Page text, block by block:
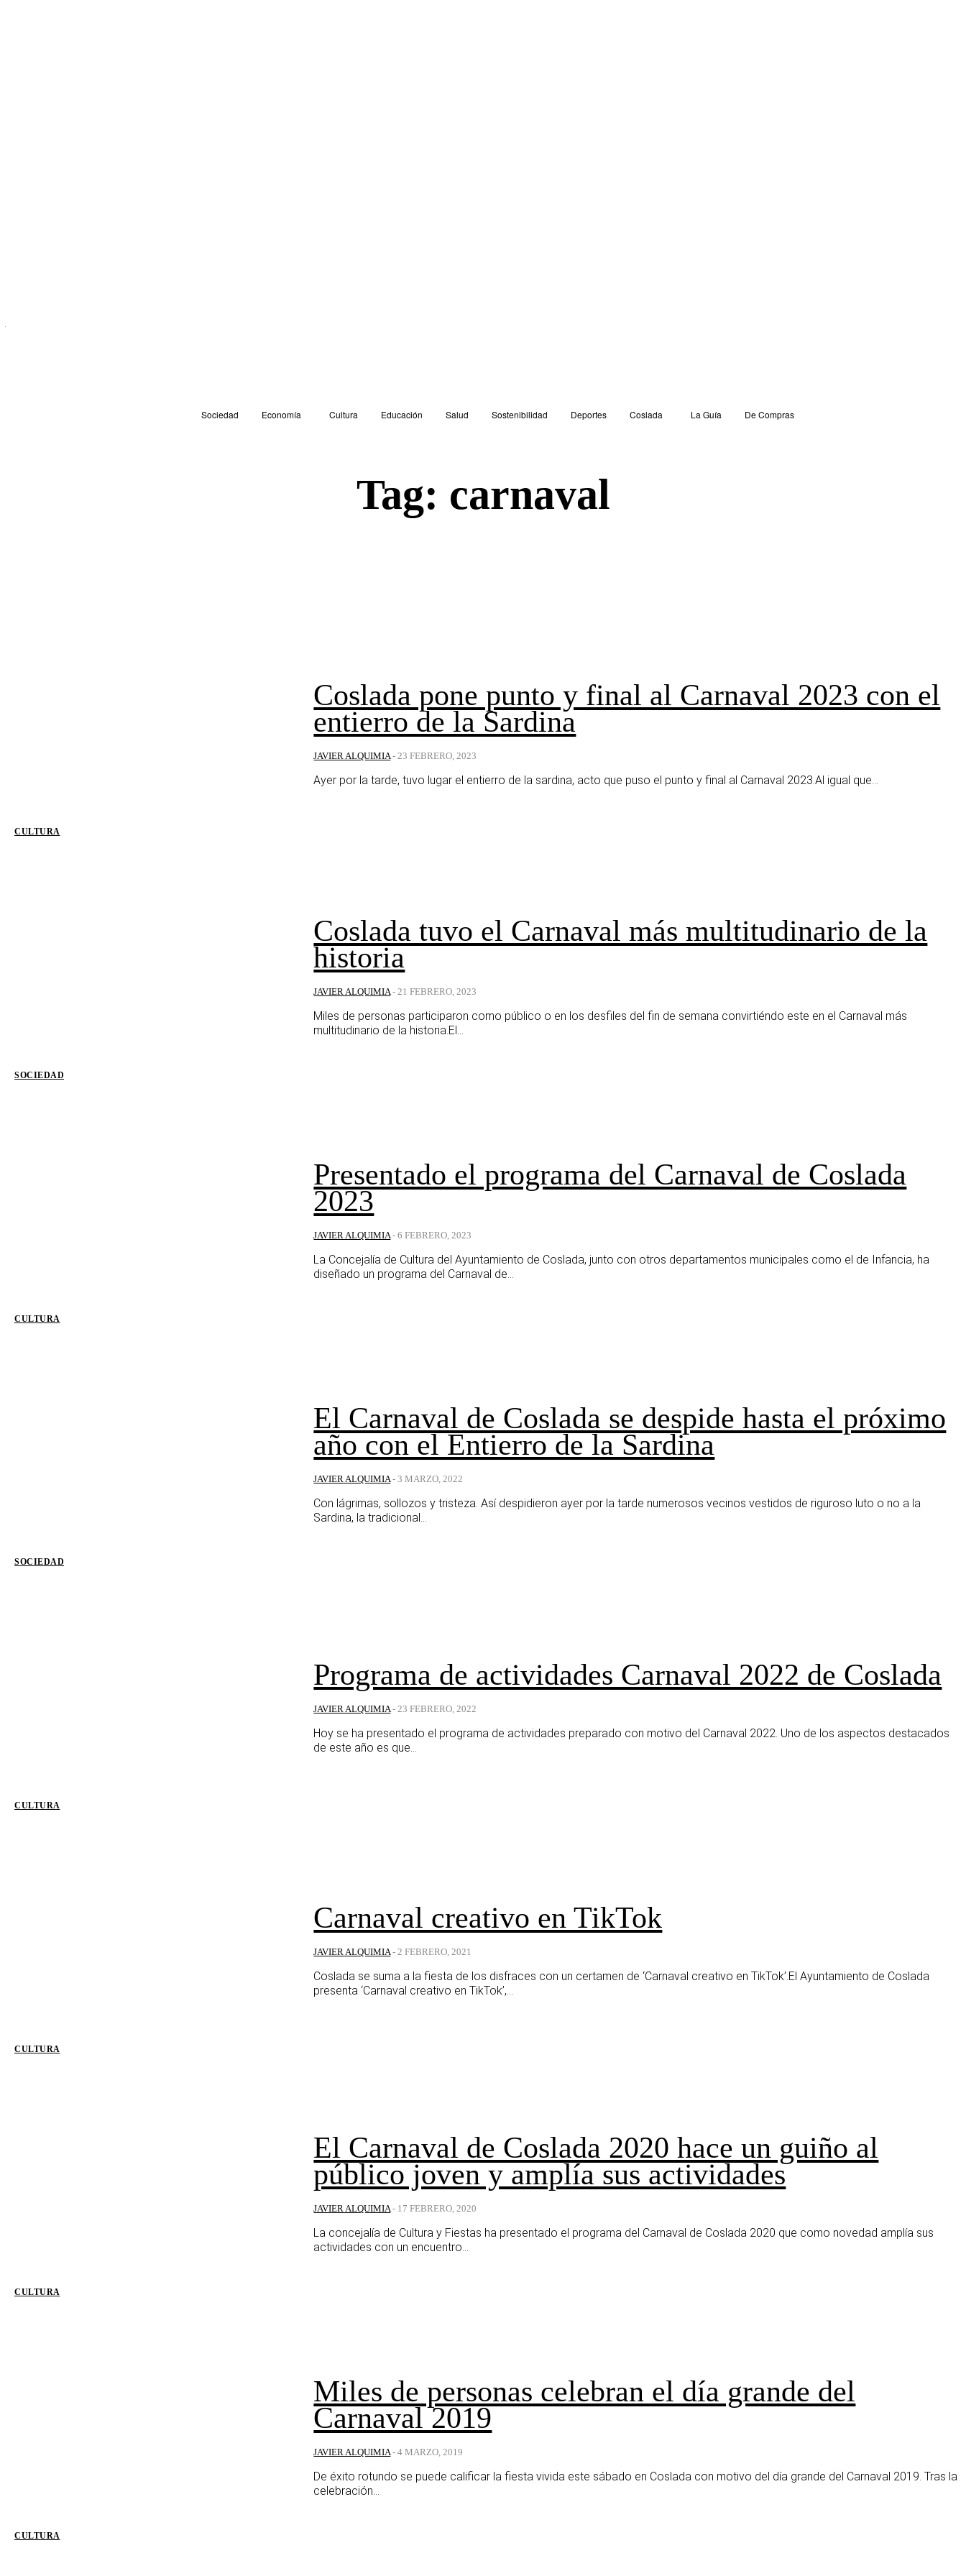
Sociedad Economía Cultura Educación Salud Sostenibilidad Deportes Coslada La Guía De Compras
Tag: carnaval
CULTURA
Coslada pone punto y final al Carnaval 2023 con el
entierro de la Sardina
JAVIER ALQUIMIA - 23 FEBRERO, 2023
Ayer por la tarde, tuvo lugar el entierro de la sardina, acto que puso el punto y final al Carnaval 2023.Al igual que...
SOCIEDAD
Coslada tuvo el Carnaval más multitudinario de la
historia
JAVIER ALQUIMIA - 21 FEBRERO, 2023
Miles de personas participaron como público o en los desfiles del fin de semana convirtiéndo este en el Carnaval más
multitudinario de la historia.El...
CULTURA
Presentado el programa del Carnaval de Coslada
2023
JAVIER ALQUIMIA - 6 FEBRERO, 2023
La Concejalía de Cultura del Ayuntamiento de Coslada, junto con otros departamentos municipales como el de Infancia, ha
diseñado un programa del Carnaval de...
SOCIEDAD
El Carnaval de Coslada se despide hasta el próximo
año con el Entierro de la Sardina
JAVIER ALQUIMIA - 3 MARZO, 2022
Con lágrimas, sollozos y tristeza. Así despidieron ayer por la tarde numerosos vecinos vestidos de riguroso luto o no a la
Sardina, la tradicional...
CULTURA
Programa de actividades Carnaval 2022 de Coslada
JAVIER ALQUIMIA - 23 FEBRERO, 2022
Hoy se ha presentado el programa de actividades preparado con motivo del Carnaval 2022. Uno de los aspectos destacados
de este año es que...
CULTURA
Carnaval creativo en TikTok
JAVIER ALQUIMIA - 2 FEBRERO, 2021
Coslada se suma a la fiesta de los disfraces con un certamen de ‘Carnaval creativo en TikTok’.El Ayuntamiento de Coslada
presenta ‘Carnaval creativo en TikTok’,...
CULTURA
El Carnaval de Coslada 2020 hace un guiño al
público joven y amplía sus actividades
JAVIER ALQUIMIA - 17 FEBRERO, 2020
La concejalía de Cultura y Fiestas ha presentado el programa del Carnaval de Coslada 2020 que como novedad amplía sus
actividades con un encuentro...
CULTURA
Miles de personas celebran el día grande del
Carnaval 2019
JAVIER ALQUIMIA - 4 MARZO, 2019
De éxito rotundo se puede calificar la fiesta vivida este sábado en Coslada con motivo del día grande del Carnaval 2019. Tras la
celebración...